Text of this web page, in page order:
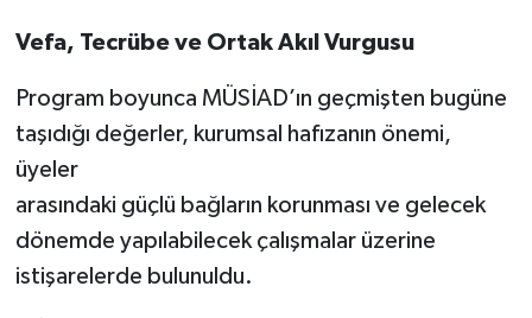
Vefa, Tecrübe ve Ortak Akıl Vurgusu
Program boyunca MÜSİAD’ın geçmişten bugüne
taşıdığı değerler, kurumsal hafızanın önemi,
üyeler
arasındaki güçlü bağların korunması ve gelecek
dönemde yapılabilecek çalışmalar üzerine
istişarelerde bulunuldu.